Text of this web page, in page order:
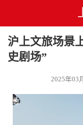
沪上文旅场景
史剧场”
2025年03